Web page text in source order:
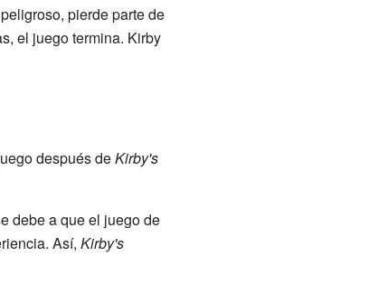
pierde parte de
el juego termina. Kirby
después deKirby's
debe a que el juego de
Así, Kirby's